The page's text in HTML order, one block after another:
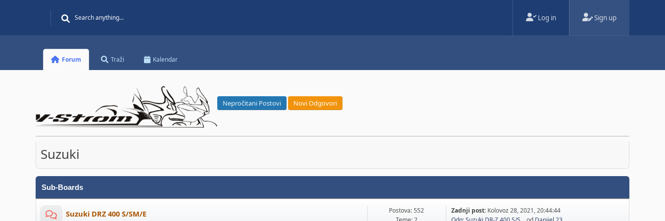
Log in Sign up
Forum Traži Kalendar
Nepročitani Postovi Novi Odgovori
Suzuki
Sub-Boards
Suzuki DRZ 400 S/SM/E
Postova: 552
Zadnji post: Kolovoz 28, 2021, 20:44:44